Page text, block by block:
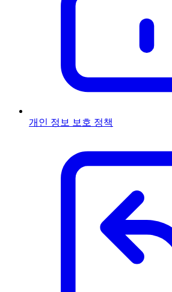
개인 정보 보호 정책